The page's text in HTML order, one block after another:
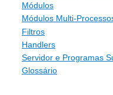
Módulos
Módulos Multi-
Filtros
Handlers
Servidor e Programas
Glossário